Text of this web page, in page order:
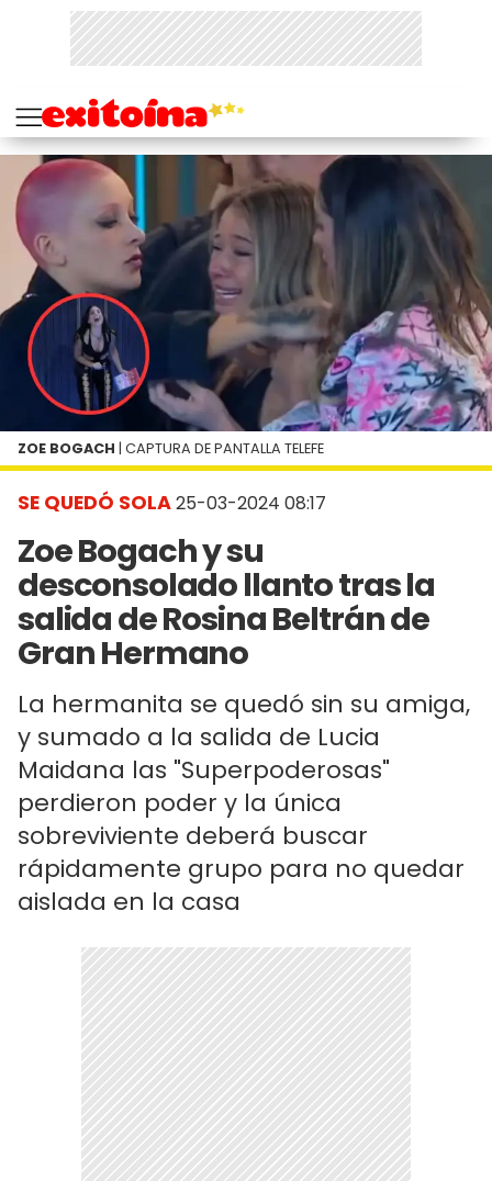
SE QUEDÓ SOLA25-03-2024 08:17
Zoe Bogach y su
desconsolado llanto tras la
salida de Rosina Beltrán de
Gran Hermano
La hermanita se quedó sin su amiga,
y sumado a la salida de Lucia
Maidana las "Superpoderosas"
perdieron poder y la única
sobreviviente deberá buscar
rápidamente grupo para no quedar
aislada en la casa
ZOE BOGACH | CAPTURA DE PANTALLA TELEFE